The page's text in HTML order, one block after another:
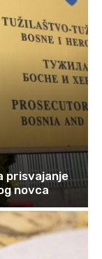
prisvajanje
novca